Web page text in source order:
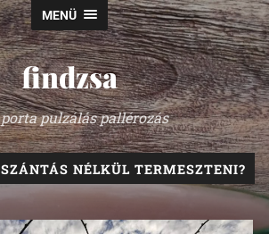
MENÜ
findzsa
pulzálás pallérozás
NÉLKÜL TERMESZTENI?